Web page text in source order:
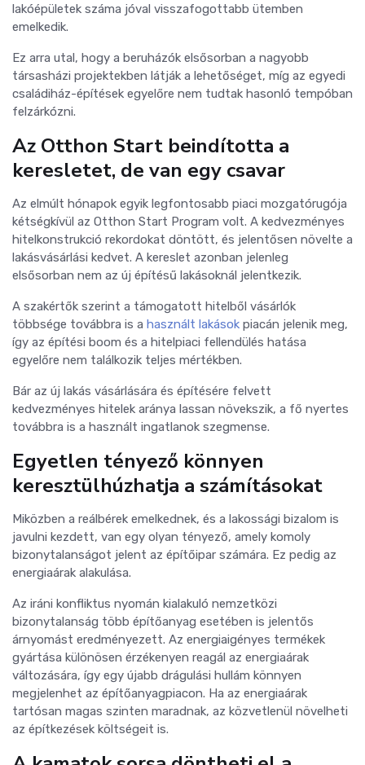
lakóépületek száma jóval visszafogottabb ütemben
emelkedik.
Ez arra utal, hogy a beruházók elsősorban a nagyobb
társasházi projektekben látják a lehetőséget, míg az egyedi
családiház-építések egyelőre nem tudtak hasonló tempóban
felzárkózni.
Az Otthon Start beindította a
keresletet, de van egy csavar
Az elmúlt hónapok egyik legfontosabb piaci mozgatórugója
kétségkívül az Otthon Start Program volt. A kedvezményes
hitelkonstrukció rekordokat döntött, és jelentősen növelte a
lakásvásárlási kedvet. A kereslet azonban jelenleg
elsősorban nem az új építésű lakásoknál jelentkezik.
A szakértők szerint a támogatott hitelből vásárlók
többsége továbbra is a használt lakások piacán jelenik meg,
így az építési boom és a hitelpiaci fellendülés hatása
egyelőre nem találkozik teljes mértékben.
Bár az új lakás vásárlására és építésére felvett
kedvezményes hitelek aránya lassan növekszik, a fő nyertes
továbbra is a használt ingatlanok szegmense.
Egyetlen tényező könnyen
keresztülhúzhatja a számításokat
Miközben a reálbérek emelkednek, és a lakossági bizalom is
javulni kezdett, van egy olyan tényező, amely komoly
bizonytalanságot jelent az építőipar számára. Ez pedig az
energiaárak alakulása.
Az iráni konfliktus nyomán kialakuló nemzetközi
bizonytalanság több építőanyag esetében is jelentős
árnyomást eredményezett. Az energiaigényes termékek
gyártása különösen érzékenyen reagál az energiaárak
változására, így egy újabb drágulási hullám könnyen
megjelenhet az építőanyagpiacon. Ha az energiaárak
tartósan magas szinten maradnak, az közvetlenül növelheti
az építkezések költségeit is.